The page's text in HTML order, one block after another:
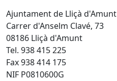
Ajuntament de Lliçà d'Amunt
Carrer d'Anselm Clavé, 73
08186 Lliçà d'Amunt
Tel. 938 415 225
Fax 938 414 175
NIF P0810600G